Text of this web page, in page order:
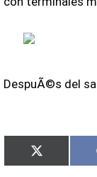
DespuÃ©s del
Compartir
en
X
(Twitter)